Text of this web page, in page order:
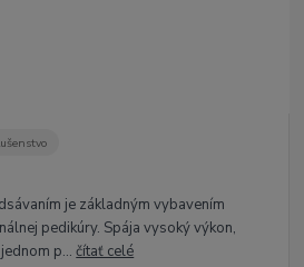
je základným vybavením
pedikúry. Spája vysoký výkon,
p...čítať celé